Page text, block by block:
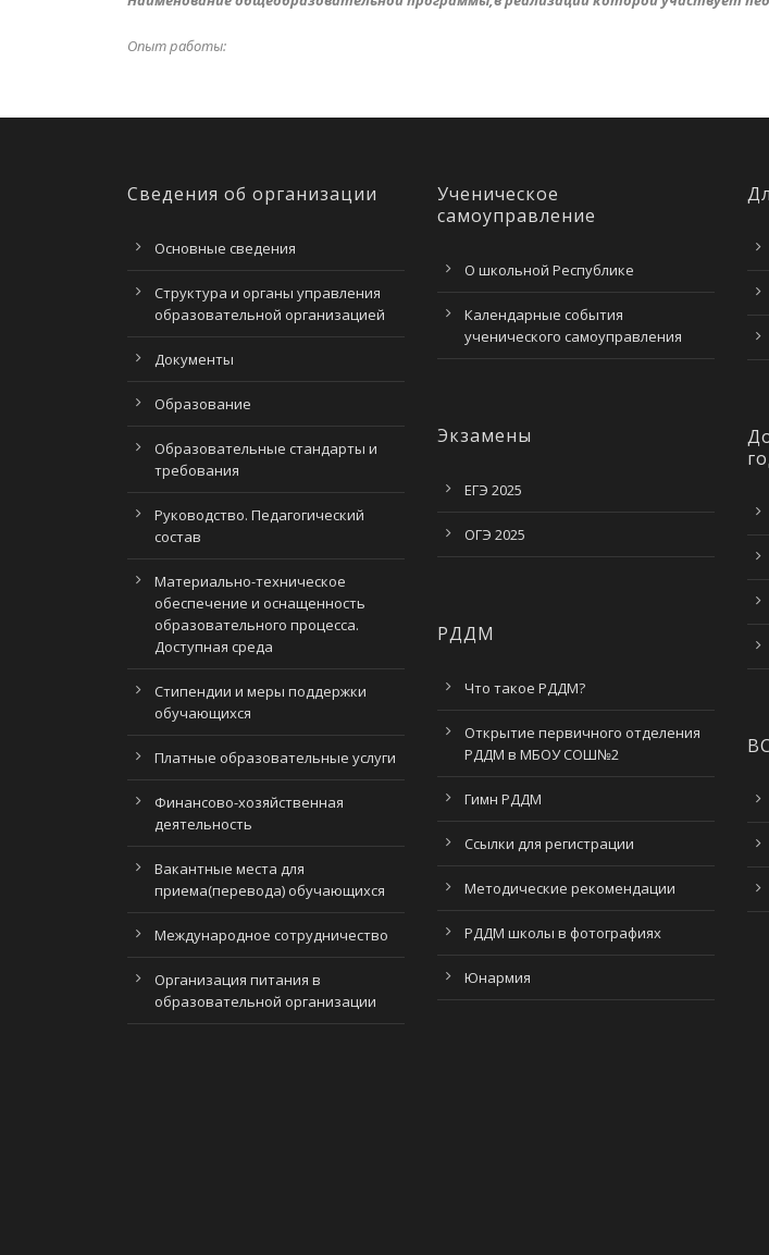
Опыт работы:
Сведения об организации
Основные сведения
Структура и органы управления
образовательной организацией
Документы
Образование
Образовательные стандарты и
требования
Руководство. Педагогический
состав
Материально-техническое
обеспечение и оснащенность
образовательного процесса.
Доступная среда
Стипендии и меры поддержки
обучающихся
Платные образовательные услуги
Финансово-хозяйственная
деятельность
Вакантные места для
приема(перевода) обучающихся
Международное сотрудничество
Организация питания в
образовательной организации
Ученическое
самоуправление
О школьной Республике
Календарные события
ученического самоуправления
Экзамены
ЕГЭ 2025
ОГЭ 2025
РДДМ
Что такое РДДМ?
Открытие первичного отделения
РДДМ в МБОУ СОШ№2
Гимн РДДМ
Ссылки для регистрации
Методические рекомендации
РДДМ школы в фотографиях
Юнармия